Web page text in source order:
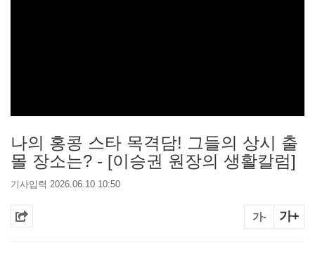
나의 홍콩 스타 목격담! 그들의 상시 출
몰 장소는? - [이승권 원장의 생활칼럼]
기사입력 2026.06.10 10:50
가- 가+